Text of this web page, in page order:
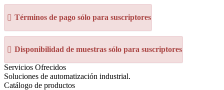
Términos de pago sólo para suscriptores
Disponibilidad de muestras sólo para suscriptores
Servicios Ofrecidos
Soluciones de automatización industrial.
Catálogo de productos